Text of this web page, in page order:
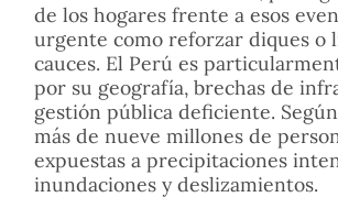
de los hogares frente a esos
urgente como reforzar diques o
cauces. El Perú es
por su geografía, brechas de
gestión pública deficiente. Según
más de nueve millones de
expuestas a precipitaciones
inundaciones y deslizamientos.